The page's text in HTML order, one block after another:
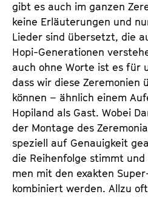
gibt es auch im ganzen
keine Erläuterungen und
Lieder sind übersetzt, die
Hopi-Generationen
auch ohne Worte ist es für
dass wir diese Zeremonien
können – ähnlich einem
Hopiland als Gast. Wobei
der Montage des
speziell auf Genauigkeit
die Reihenfolge stimmt
men mit den exak­ten
kombiniert werden. Allzu